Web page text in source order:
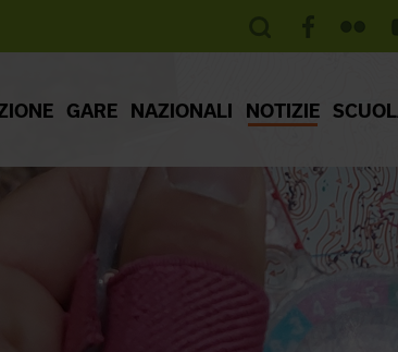
GARE NAZIONALI NOTIZIE